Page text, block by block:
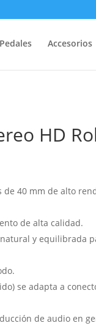
Pedales Accesorios
HD
de 40 mm de alto
de alta calidad.
y equilibrada
se adapta a
de audio en